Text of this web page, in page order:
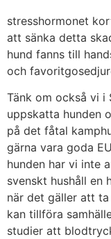
stresshormonet
att sänka detta
hund fanns till
och
Tänk om också vi
uppskatta hunden
på det fåtal
gärna vara goda
hunden har vi inte
svenskt hushåll en
när det gäller att
kan tillföra
studier att